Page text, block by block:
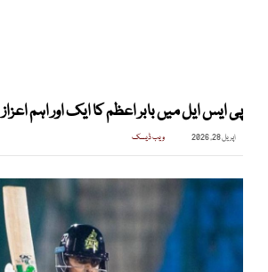
پی ایس ایل میں بابر اعظم کا ایک اور اہم اعزاز
اپریل 28, 2026 ویب ڈیسک